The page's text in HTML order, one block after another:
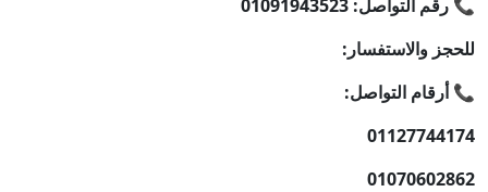
📞 رقم التواصل: 01091943523
للحجز والاستفسار:
📞 أرقام التواصل:
01127744174
01070602862